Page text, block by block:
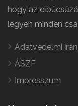
hogy az
legyen minden
Adatvédelmi
ÁSZF
Impresszum